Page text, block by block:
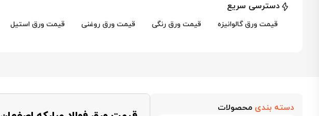
دسترسی سریع
قیمت ورق گالوانیزه قیمت ورق رنگی قیمت ورق روغنی قیمت ورق استیل
دسته بندی محصولات